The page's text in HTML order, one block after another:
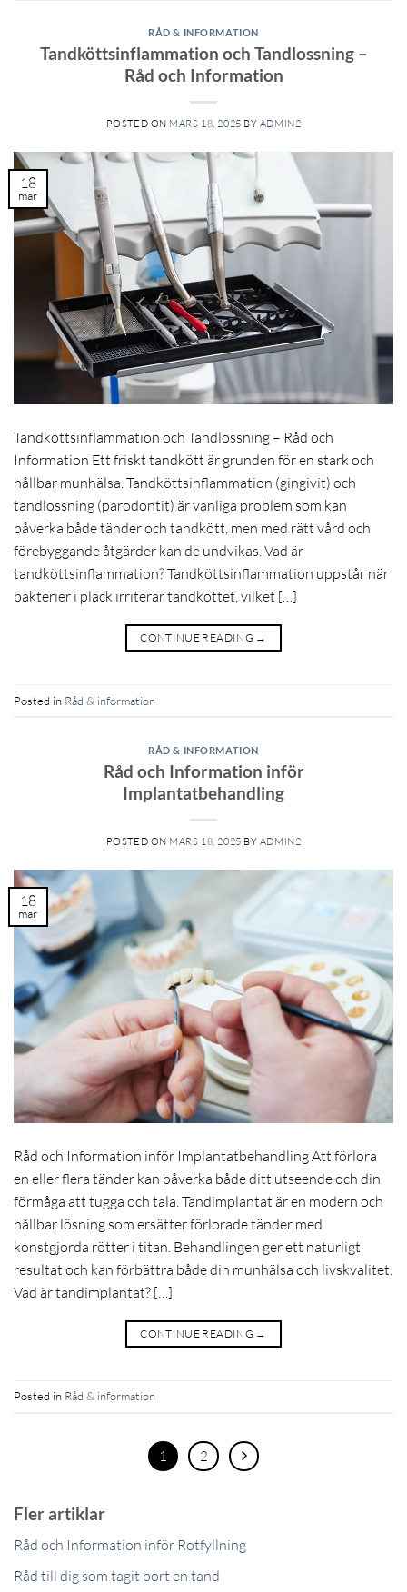
RÅD & INFORMATION
Tandköttsinflammation och Tandlossning –
Råd och Information
POSTED ON MARS 18, 2025 BY ADMIN2
18
mar
Tandköttsinflammation och Tandlossning – Råd och
Information Ett friskt tandkött är grunden för en stark och
hållbar munhälsa. Tandköttsinflammation (gingivit) och
tandlossning (parodontit) är vanliga problem som kan
påverka både tänder och tandkött, men med rätt vård och
förebyggande åtgärder kan de undvikas. Vad är
tandköttsinflammation? Tandköttsinflammation uppstår när
bakterier i plack irriterar tandköttet, vilket […]
CONTINUE READING →
Posted in Råd & information
RÅD & INFORMATION
Råd och Information inför
Implantatbehandling
POSTED ON MARS 18, 2025 BY ADMIN2
18
mar
Råd och Information inför Implantatbehandling Att förlora
en eller flera tänder kan påverka både ditt utseende och din
förmåga att tugga och tala. Tandimplantat är en modern och
hållbar lösning som ersätter förlorade tänder med
konstgjorda rötter i titan. Behandlingen ger ett naturligt
resultat och kan förbättra både din munhälsa och livskvalitet.
Vad är tandimplantat? […]
CONTINUE READING →
Posted in Råd & information
1 2
Fler artiklar
Råd och Information inför Rotfyllning
Råd till dig som tagit bort en tand